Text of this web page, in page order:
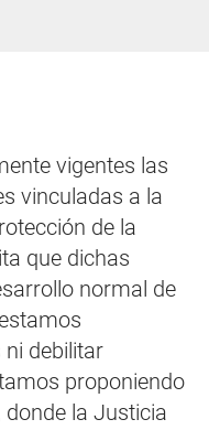
vigentes las
vinculadas a la
de la
que dichas
normal de
debilitar
proponiendo
la Justicia